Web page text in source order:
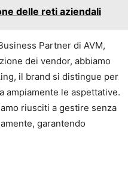
delle reti aziendali
Partner di AVM,
dei vendor, abbiamo
il brand si distingue per
ampiamente le aspettative.
riusciti a gestire senza
garantendo